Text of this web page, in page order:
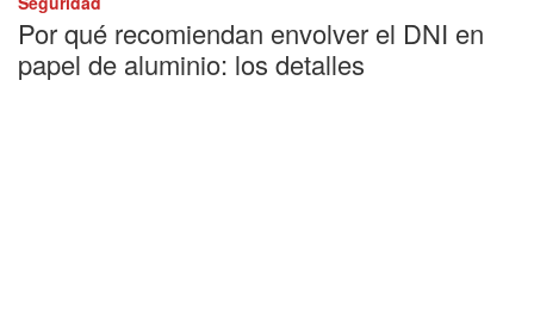
Por qué recomiendan envolver el DNI en
papel de aluminio: los detalles